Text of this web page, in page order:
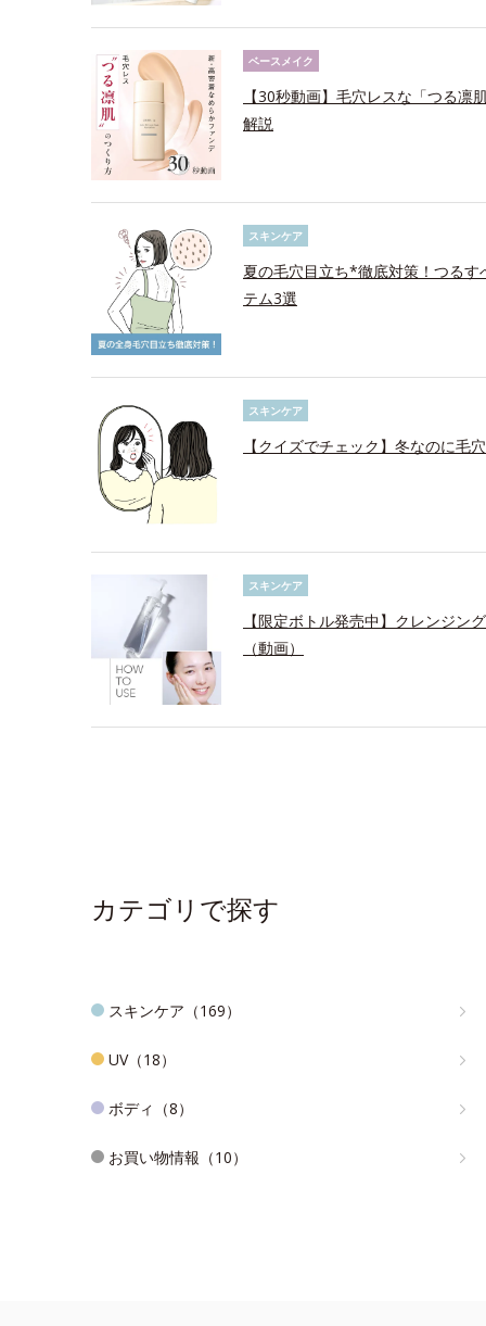
ベースメイク
【30秒動画】毛穴レスな「つる
解説
スキンケア
夏の毛穴目立ち*徹底対策！つる
テム3選
スキンケア
【クイズでチェック】冬なのに毛
スキンケア
【限定ボトル発売中】クレンジン
（動画）
カテゴリで探す
スキンケア（169）
UV（18）
ボディ（8）
お買い物情報（10）